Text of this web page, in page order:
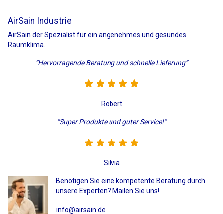
AirSain Industrie
AirSain der Spezialist für ein angenehmes und gesundes
Raumklima.
“Hervorragende Beratung und schnelle Lieferung”
Robert
“Super Produkte und guter Service!”
Silvia
Benötigen Sie eine kompetente Beratung durch
unsere Experten? Mailen Sie uns!
info@airsain.de